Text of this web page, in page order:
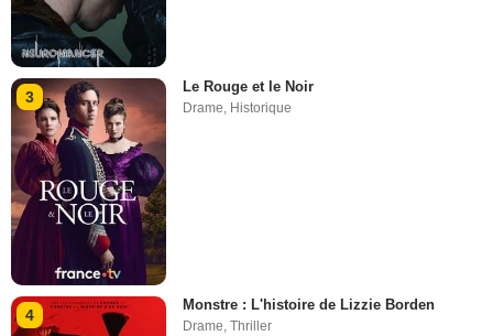
3
Le Rouge et le Noir
Drame, Historique
4
Monstre : L'histoire de Lizzie Borden
Drame,Thriller